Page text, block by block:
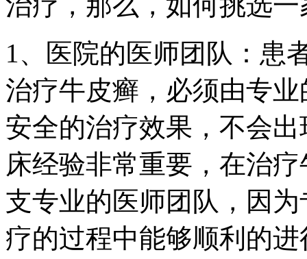
1、医院的医师团队：患
治疗牛皮癣，必须由专
安全的治疗效果，不会
床经验非常重要，在治
支专业的医师团队，因
疗的过程中能够顺利的